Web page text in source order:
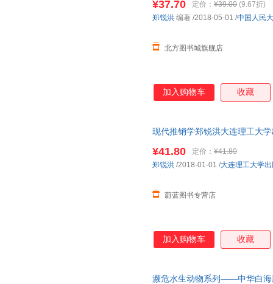
¥37.70 定价： ¥39.00 (9.67折)
北方图书城旗舰店
郑锐洪 编著 /2018-05-01 /中国人民
加入购物车 收藏
现代推销学郑锐洪大连理工大学
¥41.80 定价： ¥41.80
蔚蓝图书专营店
郑锐洪 /2018-01-01 /大连理工大学
加入购物车 收藏
濒危水生动物系列——中华白海